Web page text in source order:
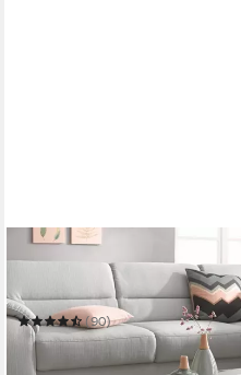
PAROLI
110 x 40 x 60 cm B/H/T
(90)
262,95 €
lieferbar in 6 Wochen